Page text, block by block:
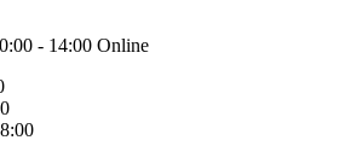
- 14:00 Online